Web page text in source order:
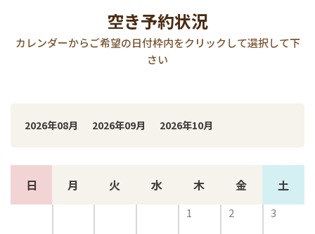
空き予約状況
カレンダーからご希望の日付枠内をクリックして選択して下
さい
2026年08月 2026年09月 2026年10月
日 月 火 水 木 金 土
1 2 3